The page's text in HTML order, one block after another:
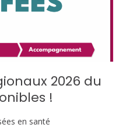
2026 du
!
en santé